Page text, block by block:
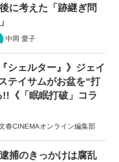
に考えた「跡継ぎ問
中岡 愛子
シェルター』》ジェイ
テイサムがお盆を“打
!!《「眠眠打破」コラ
春CINEMAオンライン編集部
逮捕のきっかけは腐乱